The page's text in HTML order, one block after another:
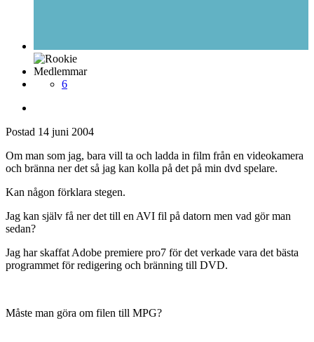
Medlemmar
6
Postad 14 juni 2004
Om man som jag, bara vill ta och ladda in film från en videokamera
och bränna ner det så jag kan kolla på det på min dvd spelare.
Kan någon förklara stegen.
Jag kan själv få ner det till en AVI fil på datorn men vad gör man
sedan?
Jag har skaffat Adobe premiere pro7 för det verkade vara det bästa
programmet för redigering och bränning till DVD.
Måste man göra om filen till MPG?